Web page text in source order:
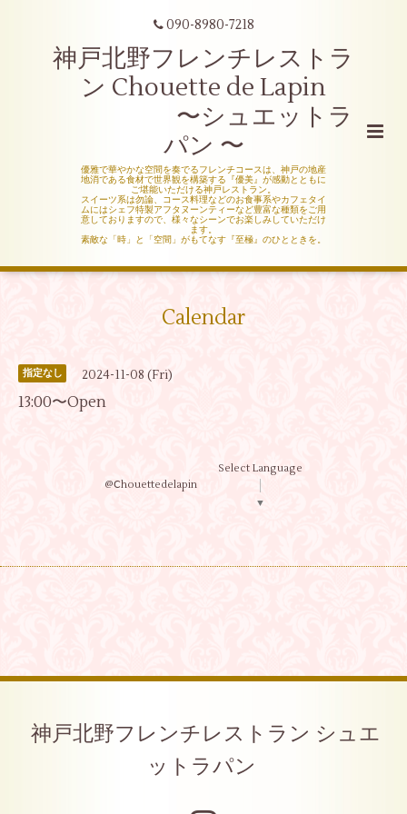
090-8980-7218
神戸北野フレンチレストラ
ン Chouette de Lapin
〜シュエットラ
パン 〜
優雅で華やかな空間を奏でるフレンチコースは、神戸の地産
地消である食材で世界観を構築する『優美』が感動とともに
ご堪能いただける神戸レストラン。
スイーツ系は勿論、コース料理などのお食事系やカフェタイ
ムにはシェフ特製アフタヌーンティーなど豊富な種類をご用
意しておりますので、様々なシーンでお楽しみしていただけ
ます。
素敵な「時」と「空間」がもてなす『至極』のひとときを。
Calendar
指定なし 2024-11-08 (Fri)
13:00〜Open
@Ⅽhouettedelapin
Select Language
▼
神戸北野フレンチレストラン シュエ
ットラパン